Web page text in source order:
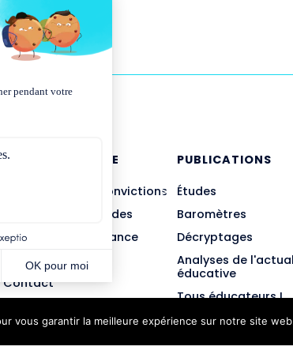
NOUS CONNAÎTRE
Présentation et convictions
Missions et méthodes
Équipe et gouvernance
Partenariats
Contact
PUBLICATIONS
Études
Baromètres
Décryptages
Analyses de
éducative
Tous éducateurs !
vous garantir la meilleure expérience sur notre site